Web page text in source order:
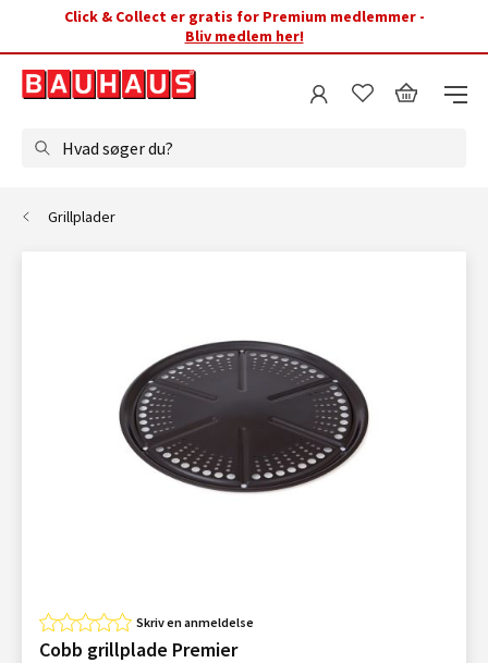
Click & Collect er gratis for Premium medlemmer -
Bliv medlem her!
Hvad søger du?
Grillplader
Skriv en anmeldelse
Cobb grillplade Premier